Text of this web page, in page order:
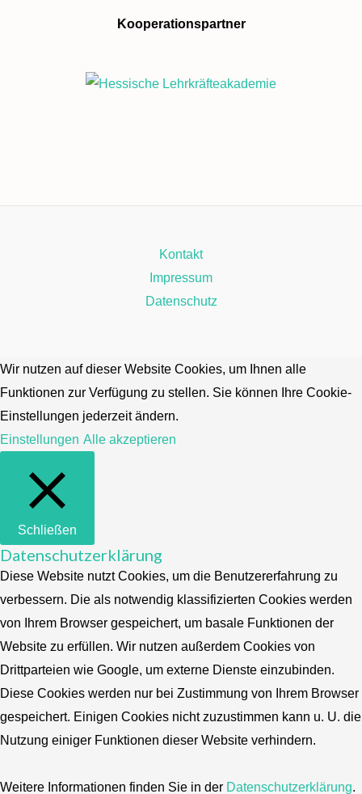
Kooperationspartner
Kontakt
Impressum
Datenschutz
Wir nutzen auf dieser Website Cookies, um Ihnen alle
Funktionen zur Verfügung zu stellen. Sie können Ihre Cookie-
Einstellungen jederzeit ändern.
Einstellungen Alle akzeptieren
Schließen
Datenschutzerklärung
Diese Website nutzt Cookies, um die Benutzererfahrung zu
verbessern. Die als notwendig klassifizierten Cookies werden
von Ihrem Browser gespeichert, um basale Funktionen der
Website zu erfüllen. Wir nutzen außerdem Cookies von
Drittparteien wie Google, um externe Dienste einzubinden.
Diese Cookies werden nur bei Zustimmung von Ihrem Browser
gespeichert. Einigen Cookies nicht zuzustimmen kann u. U. die
Nutzung einiger Funktionen dieser Website verhindern.
Weitere Informationen finden Sie in der Datenschutzerklärung.